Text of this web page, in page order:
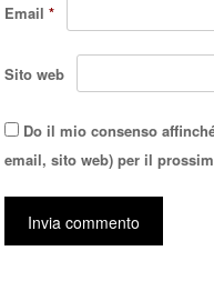
Email*
Sito web
Do il mio consenso
email, sito web) per il